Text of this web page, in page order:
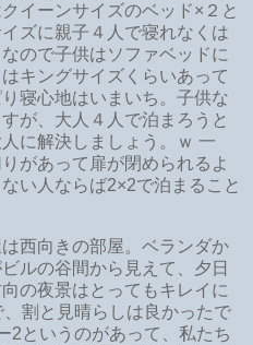
イーンサイズのベッド×２と
ズに親子４人で寝れなくは
ので子供はソファベッドに
キングサイズくらいあって
寝心地はいまいち。子供な
が、大人４人で泊まろうと
に解決しましょう。ｗ 一
があって扉が閉められるよ
い人ならば2×2で泊まること
西向きの部屋。ベランダか
ルの谷間から見えて、夕日
の夜景はとってもキレイに
割と見晴らしは良かったで
2というのがあって、私たち